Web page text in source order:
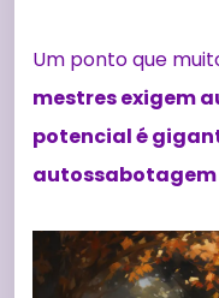
Um ponto que
mestres exigem
potencial é